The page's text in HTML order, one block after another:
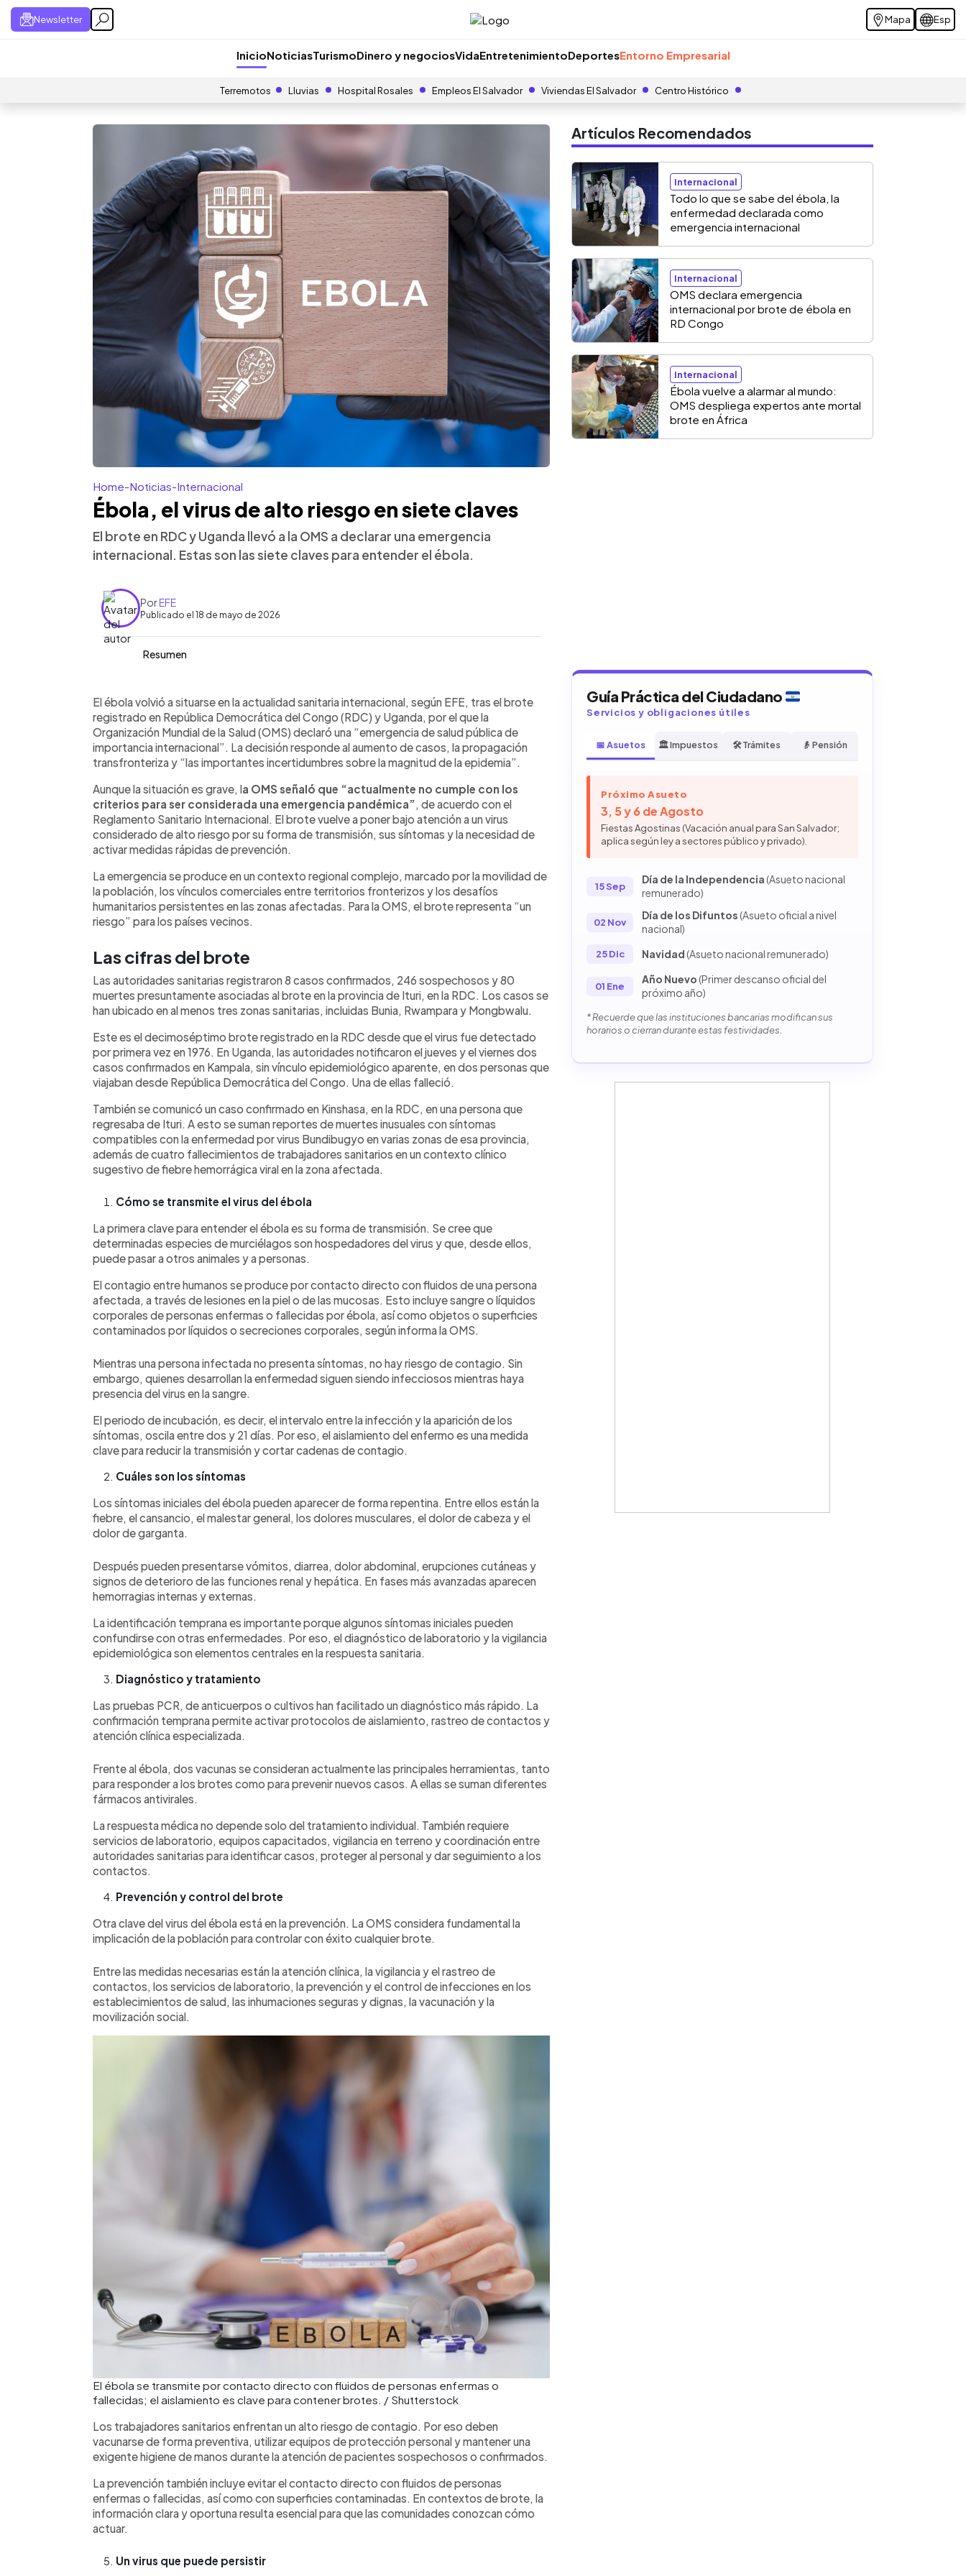
Newsletter Mapa Esp
InicioNoticiasTurismoDinero y negociosVidaEntretenimientoDeportesEntorno Empresarial
Terremotos Lluvias Hospital Rosales Empleos El Salvador Viviendas El Salvador Centro Histórico
Home-Noticias-Internacional
Ébola, el virus de alto riesgo en siete claves
El brote en RDC y Uganda llevó a la OMS a declarar una emergencia
internacional. Estas son las siete claves para entender el ébola.
PorEFE
Publicado el 18 de mayo de 2026
Resumen
► Escuchar artículo
La OMS declaró una “emergencia de salud pública de importancia
internacional” por el brote de ébola en República Democrática del Congo y
Uganda. Según EFE, la decisión responde al aumento de casos, la
propagación transfronteriza y las incertidumbres sobre la magnitud de la
epidemia. En RDC se registran 8 casos confirmados, 246 sospechosos y
Kampala. El ébola se transmite por contacto directo con fluidos de
personas enfermas o fallecidas. Sus síntomas incluyen fiebre, cansancio,
vómitos, diarrea y, en fases avanzadas, hemorragias internas y externas.
El ébola volvió a situarse en la actualidad sanitaria internacional, según EFE, tras el brote
registrado en República Democrática del Congo (RDC) y Uganda, por el que la
Organización Mundial de la Salud (OMS) declaró una “emergencia de salud pública de
importancia internacional”. La decisión responde al aumento de casos, la propagación
transfronteriza y “las importantes incertidumbres sobre la magnitud de la epidemia”.
Aunque la situación es grave, la OMS señaló que “actualmente no cumple con los
criterios para ser considerada una emergencia pandémica”, de acuerdo con el
Reglamento Sanitario Internacional. El brote vuelve a poner bajo atención a un virus
considerado de alto riesgo por su forma de transmisión, sus síntomas y la necesidad de
activar medidas rápidas de prevención.
La emergencia se produce en un contexto regional complejo, marcado por la movilidad de
la población, los vínculos comerciales entre territorios fronterizos y los desafíos
humanitarios persistentes en las zonas afectadas. Para la OMS, el brote representa “un
riesgo” para los países vecinos.
Las cifras del brote
Las autoridades sanitarias registraron 8 casos confirmados, 246 sospechosos y 80
muertes presuntamente asociadas al brote en la provincia de Ituri, en la RDC. Los casos se
han ubicado en al menos tres zonas sanitarias, incluidas Bunia, Rwampara y Mongbwalu.
Este es el decimoséptimo brote registrado en la RDC desde que el virus fue detectado
por primera vez en 1976. En Uganda, las autoridades notificaron el jueves y el viernes dos
casos confirmados en Kampala, sin vínculo epidemiológico aparente, en dos personas que
viajaban desde República Democrática del Congo. Una de ellas falleció.
También se comunicó un caso confirmado en Kinshasa, en la RDC, en una persona que
regresaba de Ituri. A esto se suman reportes de muertes inusuales con síntomas
compatibles con la enfermedad por virus Bundibugyo en varias zonas de esa provincia,
además de cuatro fallecimientos de trabajadores sanitarios en un contexto clínico
sugestivo de fiebre hemorrágica viral en la zona afectada.
Cómo se transmite el virus del ébola
La primera clave para entender el ébola es su forma de transmisión. Se cree que
determinadas especies de murciélagos son hospedadores del virus y que, desde ellos,
puede pasar a otros animales y a personas.
El contagio entre humanos se produce por contacto directo con fluidos de una persona
afectada, a través de lesiones en la piel o de las mucosas. Esto incluye sangre o líquidos
corporales de personas enfermas o fallecidas por ébola, así como objetos o superficies
contaminados por líquidos o secreciones corporales, según informa la OMS.
Mientras una persona infectada no presenta síntomas, no hay riesgo de contagio. Sin
embargo, quienes desarrollan la enfermedad siguen siendo infecciosos mientras haya
presencia del virus en la sangre.
El periodo de incubación, es decir, el intervalo entre la infección y la aparición de los
síntomas, oscila entre dos y 21 días. Por eso, el aislamiento del enfermo es una medida
clave para reducir la transmisión y cortar cadenas de contagio.
Cuáles son los síntomas
Los síntomas iniciales del ébola pueden aparecer de forma repentina. Entre ellos están la
fiebre, el cansancio, el malestar general, los dolores musculares, el dolor de cabeza y el
dolor de garganta.
Después pueden presentarse vómitos, diarrea, dolor abdominal, erupciones cutáneas y
signos de deterioro de las funciones renal y hepática. En fases más avanzadas aparecen
hemorragias internas y externas.
La identificación temprana es importante porque algunos síntomas iniciales pueden
confundirse con otras enfermedades. Por eso, el diagnóstico de laboratorio y la vigilancia
epidemiológica son elementos centrales en la respuesta sanitaria.
Diagnóstico y tratamiento
Las pruebas PCR, de anticuerpos o cultivos han facilitado un diagnóstico más rápido. La
confirmación temprana permite activar protocolos de aislamiento, rastreo de contactos y
atención clínica especializada.
Frente al ébola, dos vacunas se consideran actualmente las principales herramientas, tanto
para responder a los brotes como para prevenir nuevos casos. A ellas se suman diferentes
fármacos antivirales.
La respuesta médica no depende solo del tratamiento individual. También requiere
servicios de laboratorio, equipos capacitados, vigilancia en terreno y coordinación entre
autoridades sanitarias para identificar casos, proteger al personal y dar seguimiento a los
contactos.
Prevención y control del brote
Otra clave del virus del ébola está en la prevención. La OMS considera fundamental la
implicación de la población para controlar con éxito cualquier brote.
Entre las medidas necesarias están la atención clínica, la vigilancia y el rastreo de
contactos, los servicios de laboratorio, la prevención y el control de infecciones en los
establecimientos de salud, las inhumaciones seguras y dignas, la vacunación y la
movilización social.
El ébola se transmite por contacto directo con fluidos de personas enfermas o
fallecidas; el aislamiento es clave para contener brotes. / Shutterstock
Los trabajadores sanitarios enfrentan un alto riesgo de contagio. Por eso deben
vacunarse de forma preventiva, utilizar equipos de protección personal y mantener una
exigente higiene de manos durante la atención de pacientes sospechosos o confirmados.
La prevención también incluye evitar el contacto directo con fluidos de personas
enfermas o fallecidas, así como con superficies contaminadas. En contextos de brote, la
información clara y oportuna resulta esencial para que las comunidades conozcan cómo
actuar.
Un virus que puede persistir
Artículos Recomendados
Internacional
Todo lo que se sabe del ébola, la
enfermedad declarada como
emergencia internacional
Internacional
OMS declara emergencia
internacional por brote de ébola en
RD Congo
Internacional
Ébola vuelve a alarmar al mundo:
OMS despliega expertos ante mortal
brote en África
Guía Práctica del Ciudadano
Servicios y obligaciones útiles
📅 Asuetos 🏛️ Impuestos 🛠️ Trámites 👴 Pensión
Próximo Asueto
3, 5 y 6 de Agosto
Fiestas Agostinas (Vacación anual para San Salvador;
aplica según ley a sectores público y privado).
15 Sep
Día de la Independencia(Asueto nacional
remunerado)
02 Nov
Día de los Difuntos(Asueto oficial a nivel
nacional)
25 Dic Navidad(Asueto nacional remunerado)
01 Ene
Año Nuevo(Primer descanso oficial del
próximo año)
* Recuerde que las instituciones bancarias modifican sus
horarios o cierran durante estas festividades.